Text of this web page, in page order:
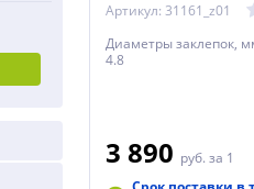
Артикул: 31161_z01
Диаметры заклепок,
4.8
3 890 руб. за 1